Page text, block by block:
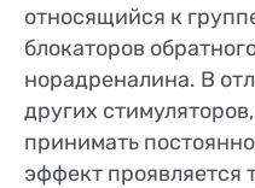
относящийся к
блокаторов
норадреналина. В
других
принимать
эффект проявляется